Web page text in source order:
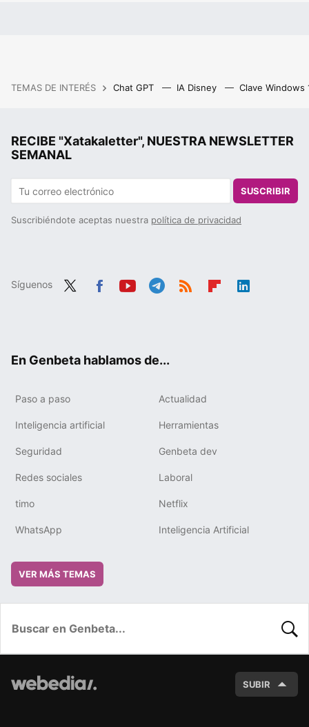
TEMAS DE INTERÉS Chat GPT IA Disney Clave Windows
RECIBE "Xatakaletter", NUESTRA NEWSLETTER
SEMANAL
SUSCRIBIR
Suscribiéndote aceptas nuestra política de privacidad
Síguenos
En Genbeta hablamos de...
Paso a paso Actualidad
Inteligencia artificial Herramientas
Seguridad Genbeta dev
Redes sociales Laboral
timo Netflix
WhatsApp Inteligencia Artificial
VER MÁS TEMAS
SUBIR